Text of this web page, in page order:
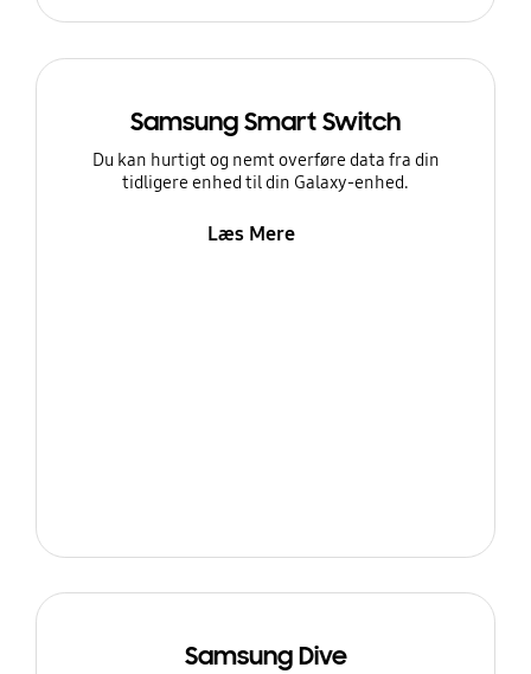
Samsung Smart Switch
Du kan hurtigt og nemt overføre data fra din
tidligere enhed til din Galaxy-enhed.
Læs Mere
Samsung Dive